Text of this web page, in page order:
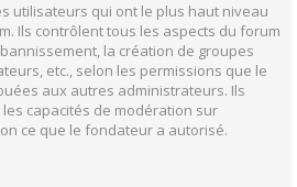
utilisateurs qui ont le plus haut niveau
Ils contrôlent tous les aspects du forum
la création de groupes
etc., selon les permissions que le
aux autres administrateurs. Ils
capacités de modération sur
ce que le fondateur a autorisé.